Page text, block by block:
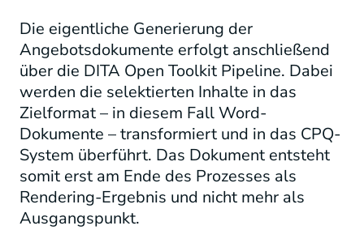
Die eigentliche Generierung der
Angebotsdokumente erfolgt anschließend
über die DITA Open Toolkit Pipeline. Dabei
werden die selektierten Inhalte in das
Zielformat – in diesem Fall Word-
Dokumente – transformiert und in das CPQ-
System überführt. Das Dokument entsteht
somit erst am Ende des Prozesses als
Rendering-Ergebnis und nicht mehr als
Ausgangspunkt.